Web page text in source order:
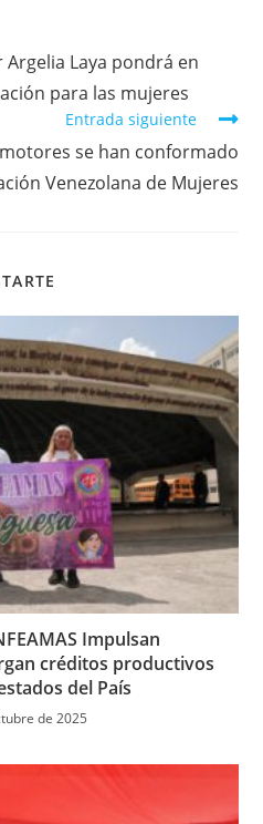
Argelia Laya pondrá en
para las mujeres
Entrada siguiente
se han conformado
Venezolana de Mujeres
Impulsan
créditos productivos
del País
de 2025